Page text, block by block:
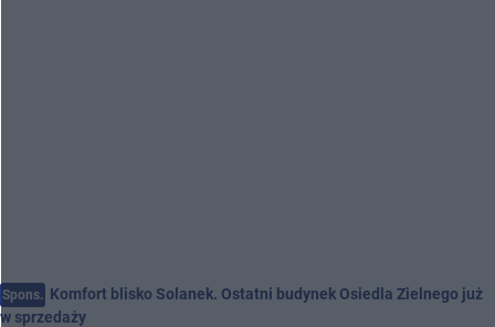
Spons. Komfort blisko Solanek. Ostatni budynek Osiedla Zielnego już
w sprzedaży